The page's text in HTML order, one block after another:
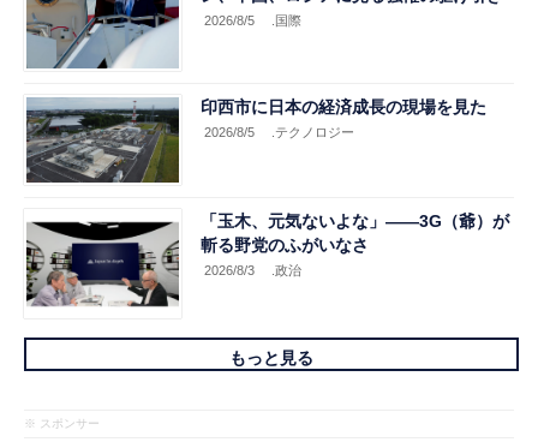
2026/8/5 .国際
印西市に日本の経済成長の現場を見た
2026/8/5 .テクノロジー
「玉木、元気ないよな」――3G（爺）が
斬る野党のふがいなさ
2026/8/3 .政治
もっと見る
※ スポンサー